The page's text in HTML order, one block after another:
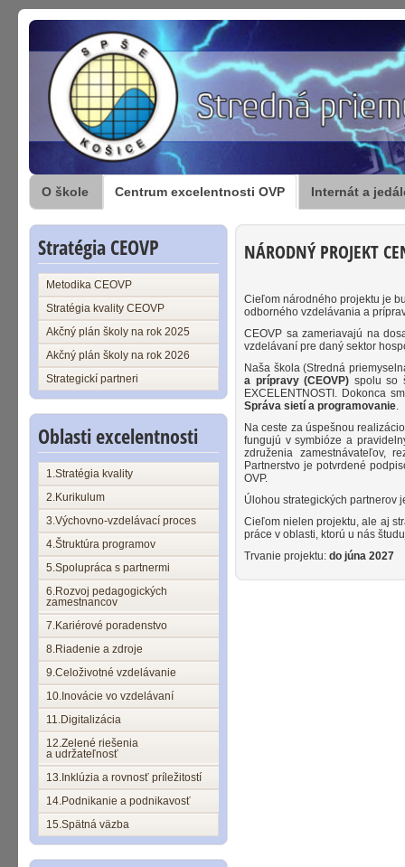
O škole Centrum excelentnosti OVP Internát a
Stratégia CEOVP
Metodika CEOVP
Stratégia kvality CEOVP
Akčný plán školy na rok 2025
Akčný plán školy na rok 2026
Strategickí partneri
Oblasti excelentnosti
1.Stratégia kvality
2.Kurikulum
3.Výchovno-vzdelávací proces
4.Štruktúra programov
5.Spolupráca s partnermi
6.Rozvoj pedagogických
zamestnancov
7.Kariérové poradenstvo
8.Riadenie a zdroje
9.Celoživotné vzdelávanie
10.Inovácie vo vzdelávaní
11.Digitalizácia
12.Zelené riešenia
a udržateľnosť
13.Inklúzia a rovnosť príležitostí
14.Podnikanie a podnikavosť
15.Spätná väzba
NÁRODNÝ PROJEKT
Cieľom národného projektu je
odborného vzdelávania a
CEOVP sa zameriavajú na
vzdelávaní pre daný sektor
Naša škola (Stredná
a prípravy (CEOVP) spolu so
EXCELENTNOSTI. Dokonca
Správa sietí a programovanie.
Na ceste za úspešnou
fungujú v symbióze a
združenia zamestnávateľov,
Partnerstvo je potvrdené
OVP.
Úlohou strategických partnerov
Cieľom nielen projektu, ale aj
práce v oblasti, ktorú u nás
Trvanie projektu: do júna 2027